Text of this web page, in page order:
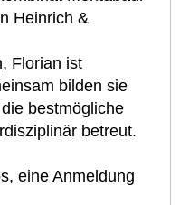
Heinrich &
Florian ist
bilden sie
bestmögliche
betreut.
eine Anmeldung